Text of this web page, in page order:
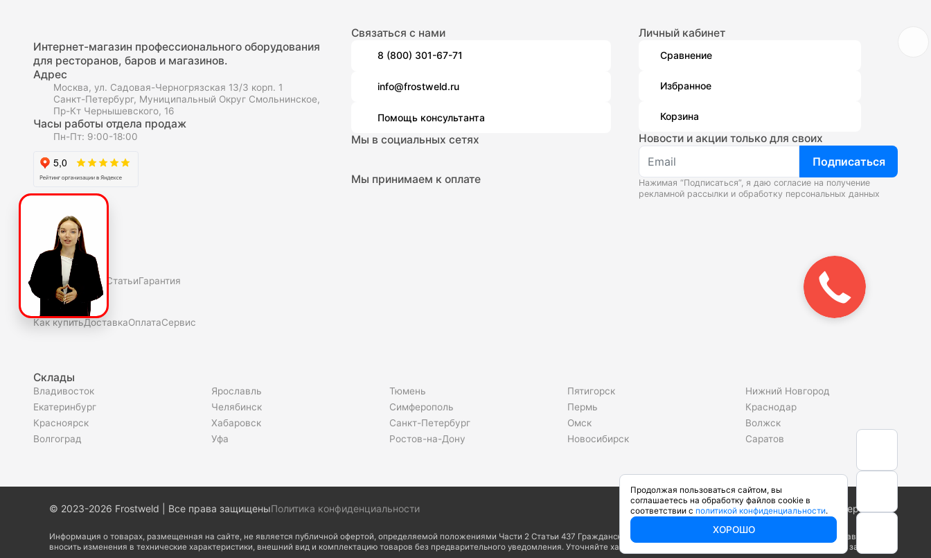
Интернет-магазин профессионального оборудования
для ресторанов, баров и магазинов.
Адрес
Москва, ул. Садовая-Черногрязская 13/3 корп. 1
Санкт-Петербург, Муниципальный Округ Смольнинское,
Пр-Кт Чернышевского, 16
Часы работы отдела продаж
Пн-Пт: 9:00-18:00
О компаниии
О нас
Полезное
Скидки и акции СтатьиГарантия
Покупателю
Как купитьДоставкаОплатаСервис
Связаться с нами
8 (800) 301-67-71
info@frostweld.ru
Помощь консультанта
Мы в социальных сетях
Мы принимаем к оплате
Личный кабинет
Сравнение
Избранное
Корзина
Новости и акции только для своих
Подписаться
Нажимая “Подписаться”, я даю согласие на получение
рекламной рассылки и обработку персональных данных
Склады
Владивосток
Екатеринбург
Красноярск
Волгоград
Ярославль
Челябинск
Хабаровск
Уфа
Тюмень
Симферополь
Санкт-Петербург
Ростов-на-Дону
Пятигорск
Пермь
Омск
Новосибирск
Нижний Новгород
Краснодар
Волжск
Саратов
© 2023-2026 Frostweld | Все права защищеныПолитика конфиденциальности Сделано в студии
Информация о товарах, размещенная на сайте, не является публичной офертой, определяемой положениями Части 2 Статьи 437 Гражданского кодекса Российской Федерации. Производители вправе
вносить изменения в технические характеристики, внешний вид и комплектацию товаров без предварительного уведомления. Уточняйте характеристики у наших менеджеров перед оформлением заказа.
Продолжая пользоваться сайтом, вы
соглашаетесь на обработку файлов cookie в
соответствии с политикой конфиденциальности.
ХОРОШО
Закажите
звонок!